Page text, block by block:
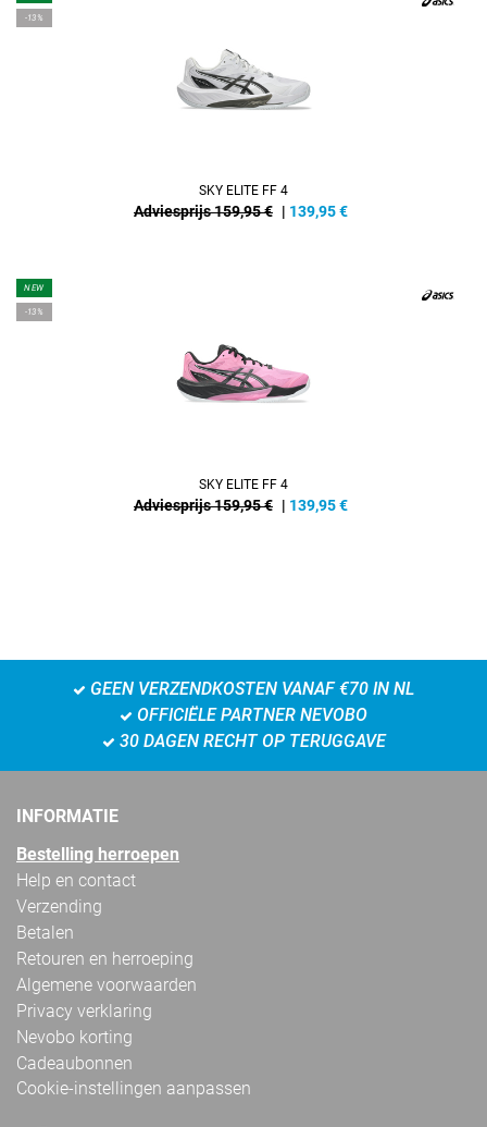
-13%
SKY ELITE FF 4
Adviesprijs 159,95 € | 139,95€
NEW
-13%
SKY ELITE FF 4
Adviesprijs 159,95 € | 139,95€
GEEN VERZENDKOSTEN VANAF €70 IN NL
OFFICIËLE PARTNER NEVOBO
30 DAGEN RECHT OP TERUGGAVE
INFORMATIE
Bestelling herroepen
Help en contact
Verzending
Betalen
Retouren en herroeping
Algemene voorwaarden
Privacy verklaring
Nevobo korting
Cadeaubonnen
Cookie-instellingen aanpassen